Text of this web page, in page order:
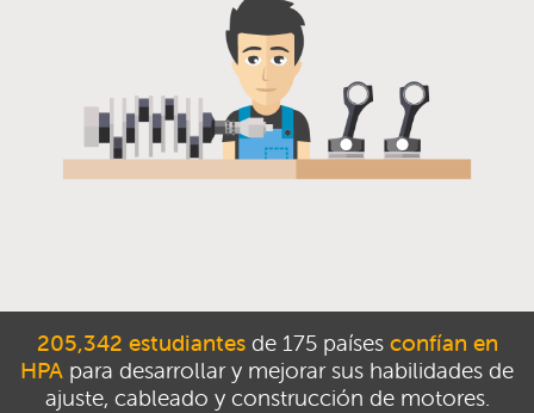
205,342 estudiantesde 175 países confían en
HPA para desarrollar y mejorar sus habilidades de
ajuste, cableado y construcción de motores.